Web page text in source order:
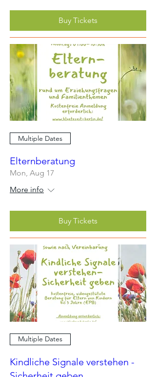
Buy Tickets
Multiple Dates
Elternberatung
Mon, Aug 17
More info
Buy Tickets
Multiple Dates
Kindliche Signale verstehen -